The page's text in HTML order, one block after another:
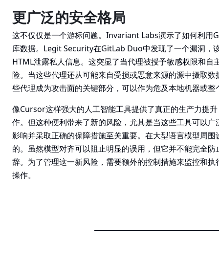
更广泛的安全格局
这不仅仅是一个游标问题。Invariant Labs演示了如何利用
库数据。Legit Security在GitLab Duo中发现了一个漏洞，
HTML泄露私人信息。这突显了当代理被授予敏感权限和自
险。当这些代理还从可能来自受损或恶意来源的源中摄取
些代理成为攻击面的关键部分，可以作为危及本地机器或整
像Cursor这样强大的人工智能工具提供了真正的生产力提
作。但这种便利带来了新的风险，尤其是当这些工具可以
影响并采取正确的保障措施至关重要。在大型语言模型周
的。虽然模型对齐可以阻止明显的误用，但它并不能完全
辞。为了管理这一新风险，需要额外的控制措施来监控和
操作。